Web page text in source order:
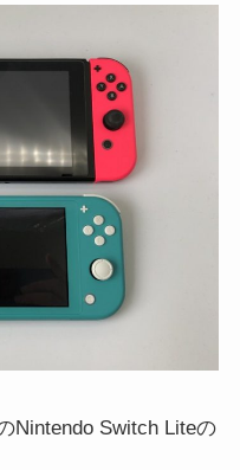
Nintendo Switch Liteの